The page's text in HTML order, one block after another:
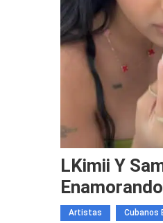
LKimii Y
Artistas Cubanos